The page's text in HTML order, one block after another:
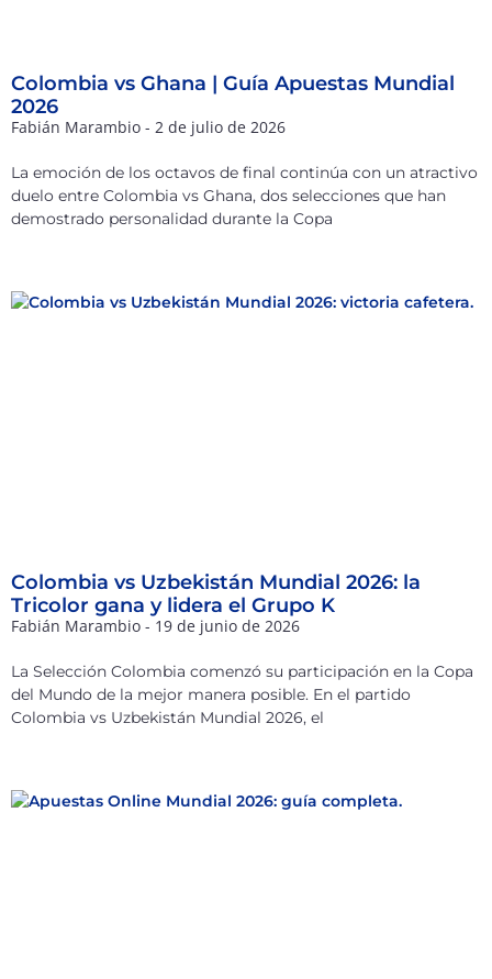
Colombia vs Ghana | Guía Apuestas Mundial
2026
Fabián Marambio 2 de julio de 2026
La emoción de los octavos de final continúa con un atractivo
duelo entre Colombia vs Ghana, dos selecciones que han
demostrado personalidad durante la Copa
Colombia vs Uzbekistán Mundial 2026: la
Tricolor gana y lidera el Grupo K
Fabián Marambio 19 de junio de 2026
La Selección Colombia comenzó su participación en la Copa
del Mundo de la mejor manera posible. En el partido
Colombia vs Uzbekistán Mundial 2026, el